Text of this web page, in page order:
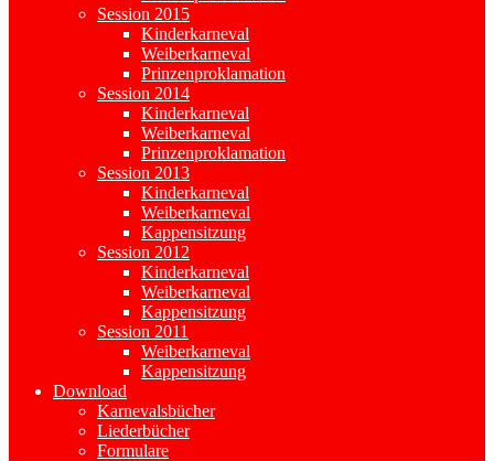
Session 2015
Kinderkarneval
Weiberkarneval
Prinzenproklamation
Session 2014
Kinderkarneval
Weiberkarneval
Prinzenproklamation
Session 2013
Kinderkarneval
Weiberkarneval
Kappensitzung
Session 2012
Kinderkarneval
Weiberkarneval
Kappensitzung
Session 2011
Weiberkarneval
Kappensitzung
Download
Karnevalsbücher
Liederbücher
Formulare